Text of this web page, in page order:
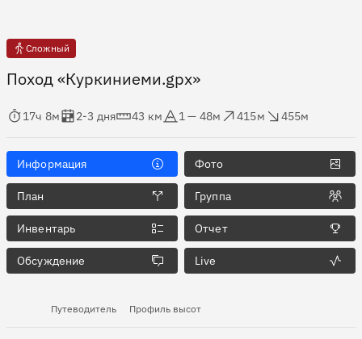
Сложный
Поход «Куркиниеми.gpx»
в пути
17ч 8м
Оценка в днях
2-3 дня
Дистанция
43 км
Абсолютная высота
1 — 48м
Набор высоты
415м
455м
Информация Фото
План Группа
Инвентарь Отчет
Обсуждение Live
Путеводитель Профиль высот